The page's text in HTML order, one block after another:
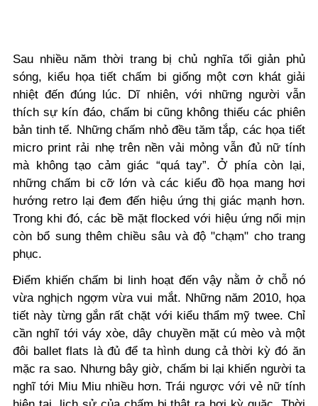
Sau nhiều năm thời trang bị chủ nghĩa tối giản phủ
sóng, kiểu họa tiết chấm bi giống một cơn khát giải
nhiệt đến đúng lúc. Dĩ nhiên, với những người vẫn
thích sự kín đáo, chấm bi cũng không thiếu các phiên
bản tinh tế. Những chấm nhỏ đều tăm tắp, các họa tiết
micro print rải nhẹ trên nền vải mỏng vẫn đủ nữ tính
mà không tạo cảm giác “quá tay”. Ở phía còn lại,
những chấm bi cỡ lớn và các kiểu đồ họa mang hơi
hướng retro lại đem đến hiệu ứng thị giác mạnh hơn.
Trong khi đó, các bề mặt flocked với hiệu ứng nổi mịn
còn bổ sung thêm chiều sâu và độ "chạm" cho trang
phục.
Điểm khiến chấm bi linh hoạt đến vậy nằm ở chỗ nó
vừa nghịch ngợm vừa vui mắt. Những năm 2010, họa
tiết này từng gắn rất chặt với kiểu thẩm mỹ twee. Chỉ
cần nghĩ tới váy xòe, dây chuyền mặt cú mèo và một
đôi ballet flats là đủ để ta hình dung cả thời kỳ đó ăn
mặc ra sao. Nhưng bây giờ, chấm bi lại khiến người ta
nghĩ tới Miu Miu nhiều hơn. Trái ngược với vẻ nữ tính